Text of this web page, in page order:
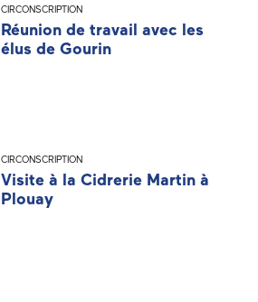
CIRCONSCRIPTION
Réunion de travail avec les
élus de Gourin
CIRCONSCRIPTION
Visite à la Cidrerie Martin à
Plouay